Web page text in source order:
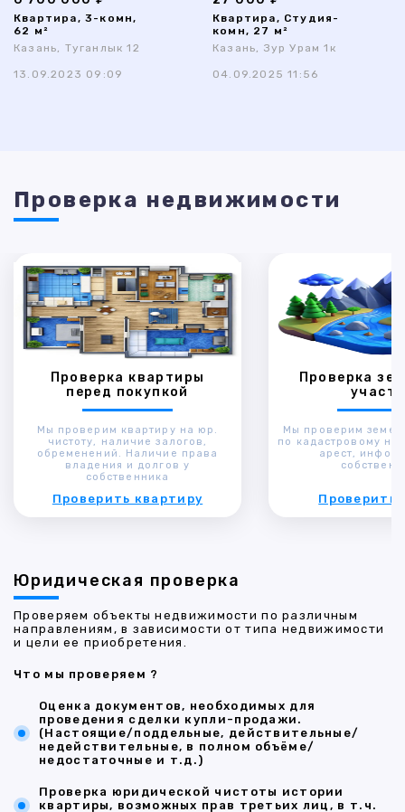
Квартира, 3-комн,
62 м²
Казань, Туганлык 12
13.09.2023 09:09
Квартира, Студия-
комн, 27 м²
Казань, Зур Урам 1к
04.09.2025 11:56
Проверка недвижимости
Проверка квартиры
перед покупкой
Мы проверим квартиру на юр.
чистоту, наличие залогов,
обременений. Наличие права
владения и долгов у
собственника
Проверить квартиру
Проверка
Мы проверим
по кадастровому
арест,
Проверить
Юридическая проверка
Проверяем объекты недвижимости по различным
направлениям, в зависимости от типа недвижимости
и цели ее приобретения.
Что мы проверяем ?
Оценка документов, необходимых для
проведения сделки купли-продажи.
(Настоящие/поддельные, действительные/
недействительные, в полном объёме/
недостаточные и т.д.)
Проверка юридической чистоты истории
квартиры, возможных прав третьих лиц, в т.ч.